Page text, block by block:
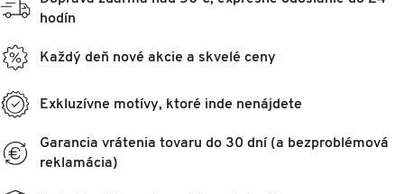
hodín
Každý deň nové akcie a skvelé ceny
Exkluzívne motívy, ktoré inde nenájdete
Garancia vrátenia tovaru do 30 dní (a bezproblémová
reklamácia)